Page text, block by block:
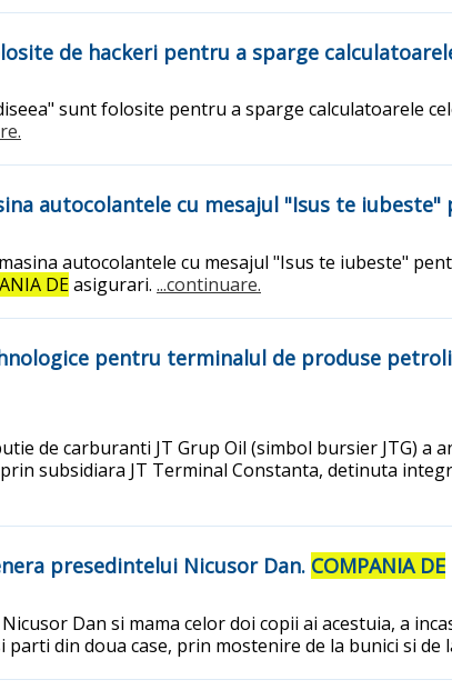
de hackeri pentru a sparge
sunt folosite pentru a sparge calculatoarele
autocolantele cu mesajul "Isus te
autocolantele cu mesajul "Isus te iubeste"
DEasigurari. ...continuare.
pentru terminalul de produse
de carburanti JT Grup Oil (simbol bursier JTG)
subsidiara JT Terminal Constanta, detinuta
presedintelui Nicusor Dan. COMPANIA DE
Dan si mama celor doi copii ai acestuia, a
din doua case, prin mostenire de la bunici si